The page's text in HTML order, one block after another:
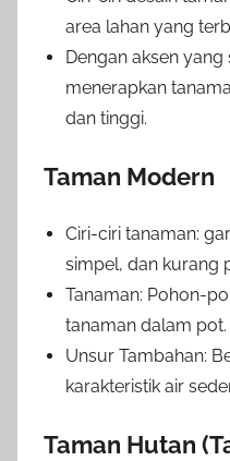
area lahan yang
Dengan aksen yang
menerapkan
dan tinggi.
Taman Modern
Ciri-ciri tanaman:
simpel, dan kurang
Tanaman: Pohon-
tanaman dalam pot.
Unsur Tambahan:
karakteristik air
Taman Hutan